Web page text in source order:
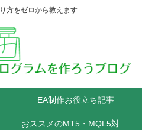
方をゼロから教えます
EA制作お役立ち記事
おススメのMT5・MQL5対応FX業者